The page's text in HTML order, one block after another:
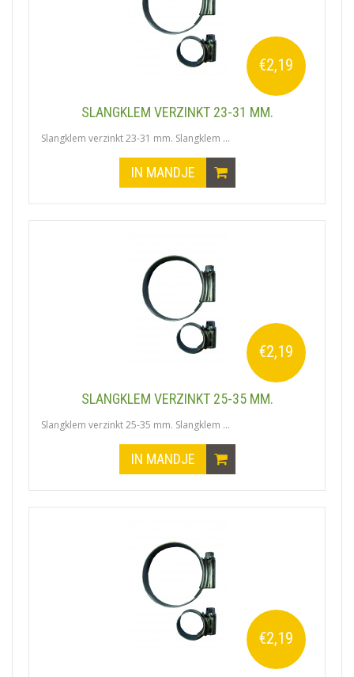
€2,19
SLANGKLEM VERZINKT 23-31 MM.
Slangklem verzinkt 23-31 mm. Slangklem ...
IN MANDJE
€2,19
SLANGKLEM VERZINKT 25-35 MM.
Slangklem verzinkt 25-35 mm. Slangklem ...
IN MANDJE
€2,19